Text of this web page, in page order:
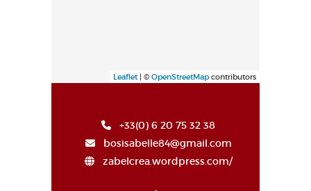
Leaflet| © OpenStreetMap contributors
+33(0) 6 20 75 32 38
bosisabelle84@gmail.com
zabelcrea.wordpress.com/